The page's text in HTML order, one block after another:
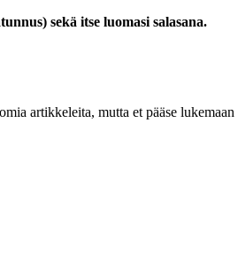
sekä itse luomasi salasana.
artikkeleita, mutta et pääse